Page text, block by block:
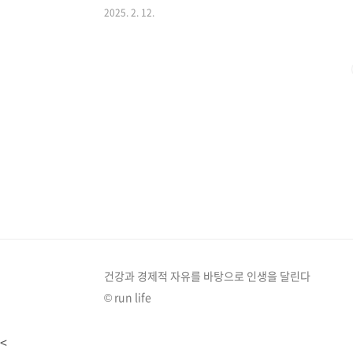
니면 주변에 이런 질환을 가진 분들이 계신가요? 사실
2025. 2. 12.
건강과 경제적 자유를 바탕으로 인생을 달린다
© run life
<